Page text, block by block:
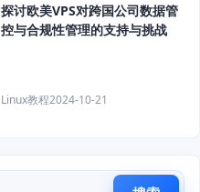
探讨欧美VPS对跨国公司数据管
控与合规性管理的支持与挑战
Linux教程2024-10-21